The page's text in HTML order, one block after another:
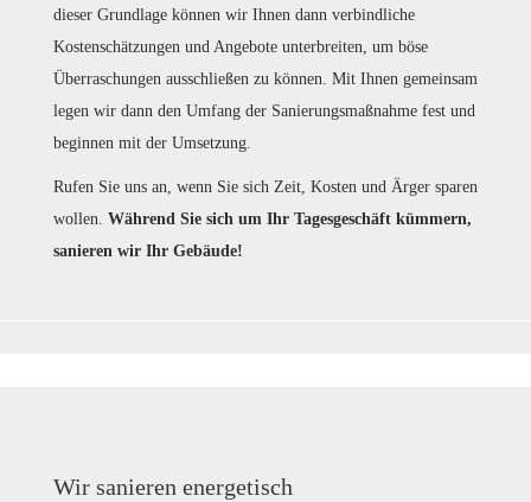
dieser Grundlage können wir Ihnen dann verbindliche
Kostenschätzungen und Angebote unterbreiten, um böse
Überraschungen ausschließen zu können. Mit Ihnen gemeinsam
legen wir dann den Umfang der Sanierungsmaßnahme fest und
beginnen mit der Umsetzung.
Rufen Sie uns an, wenn Sie sich Zeit, Kosten und Ärger sparen
wollen. Während Sie sich um Ihr Tagesgeschäft kümmern,
sanieren wir Ihr Gebäude!
Wir sanieren energetisch